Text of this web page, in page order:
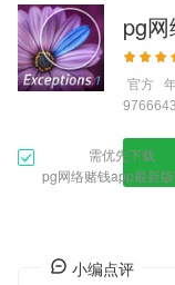
问答
pg
官方
9766643
需优先下载
pg网络赌钱app最新
小编点评